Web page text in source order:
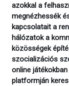
azokkal a
megnézhessék
kapcsolatait a
hálózatok a
közösségek
szocializációs
online
platformján